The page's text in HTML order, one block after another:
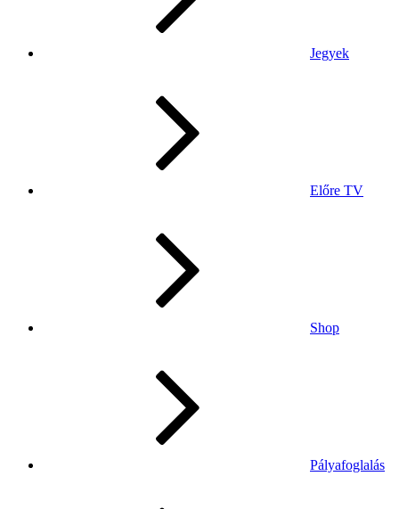
Jegyek
Előre TV
Shop
Pályafoglalás